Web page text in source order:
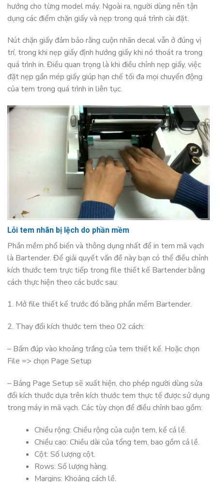
hướng cho từng model máy. Ngoài ra, người dùng nên tận
dụng các điểm chặn giấy và nẹp trong quá trình cài đặt.
Nút chặn giấy đảm bảo rằng cuộn nhãn decal vẫn ở đúng vị
trí, trong khi nẹp giấy định hướng giấy khi nó thoát ra trong
quá trình in. Điều quan trọng là khi điều chỉnh nẹp giấy, việc
đặt nẹp gần mép giấy giúp hạn chế tối đa mọi chuyển động
của tem trong quá trình in liên tục.
Lỗi tem nhãn bị lệch do phần mềm
Phần mềm phổ biến và thông dụng nhất để in tem mã vạch
là Bartender. Để giải quyết vấn đề này bạn có thể điều chỉnh
kích thước tem trực tiếp trong file thiết kế Bartender bằng
cách thực hiện theo các bước sau:
1. Mở file thiết kế trước đó bằng phần mềm Bartender.
2. Thay đổi kích thước tem theo 02 cách:
– Bấm đúp vào khoảng trắng của tem thiết kế. Hoặc chọn
File => chọn Page Setup
– Bảng Page Setup sẽ xuất hiện, cho phép người dùng sửa
đổi kích thước dựa trên kích thước tem thực tế được sử dụng
trong máy in mã vạch. Các tùy chọn để điều chỉnh bao gồm:
Chiều rộng: Chiều rộng của cuộn tem, kể cả lề.
Chiều cao: Chiều dài của tổng tem, bao gồm cả lề.
Cột: Số lượng cột.
Rows: Số lượng hàng.
Margins: Khoảng cách lề.